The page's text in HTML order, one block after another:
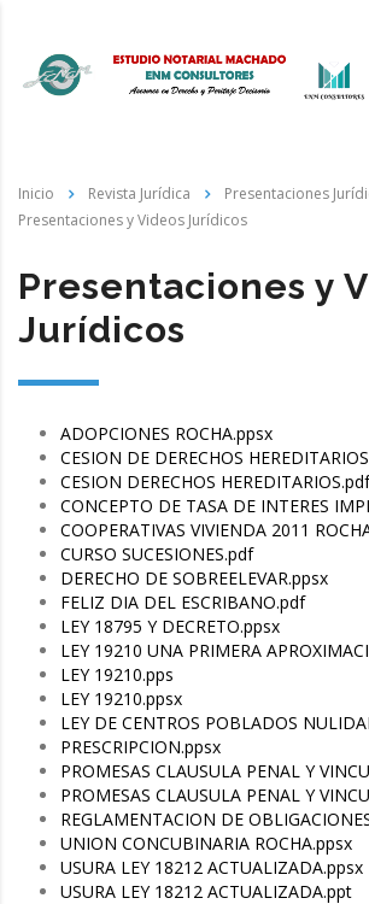
Inicio Revista Jurídica
Presentaciones
Presentaciones y Videos Jurídicos
Presentaciones y
Jurídicos
ADOPCIONES ROCHA.ppsx
CESION DE DERECHOS
CESION DERECHOS HEREDITARIOS.pdf
CONCEPTO DE TASA DE INTERES
COOPERATIVAS VIVIENDA 2011
CURSO SUCESIONES.pdf
DERECHO DE SOBREELEVAR.ppsx
FELIZ DIA DEL ESCRIBANO.pdf
LEY 18795 Y DECRETO.ppsx
LEY 19210 UNA PRIMERA
LEY 19210.pps
LEY 19210.ppsx
LEY DE CENTROS POBLADOS
PRESCRIPCION.ppsx
PROMESAS CLAUSULA PENAL Y
PROMESAS CLAUSULA PENAL Y
REGLAMENTACION DE
UNION CONCUBINARIA ROCHA.ppsx
USURA LEY 18212 ACTUALIZADA.ppsx
USURA LEY 18212 ACTUALIZADA.ppt